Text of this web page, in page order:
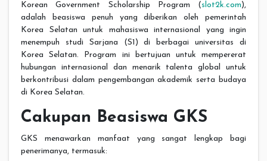
Korean Government Scholarship Program (slot2k.com),
adalah beasiswa penuh yang diberikan oleh pemerintah
Korea Selatan untuk mahasiswa internasional yang ingin
menempuh studi Sarjana (S1) di berbagai universitas di
Korea Selatan. Program ini bertujuan untuk mempererat
hubungan internasional dan menarik talenta global untuk
berkontribusi dalam pengembangan akademik serta budaya
di Korea Selatan.
Cakupan Beasiswa GKS
GKS menawarkan manfaat yang sangat lengkap bagi
penerimanya, termasuk: